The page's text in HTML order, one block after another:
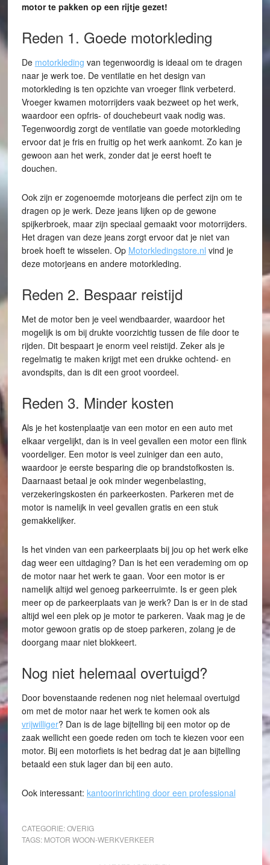
motor te pakken op een rijtje gezet!
Reden 1. Goede motorkleding
De motorkleding van tegenwoordig is ideaal om te dragen
naar je werk toe. De ventilatie en het design van
motorkleding is ten opzichte van vroeger flink verbeterd.
Vroeger kwamen motorrijders vaak bezweet op het werk,
waardoor een opfris- of douchebeurt vaak nodig was.
Tegenwoordig zorgt de ventilatie van goede motorkleding
ervoor dat je fris en fruitig op het werk aankomt. Zo kan je
gewoon aan het werk, zonder dat je eerst hoeft te
douchen.
Ook zijn er zogenoemde motorjeans die perfect zijn om te
dragen op je werk. Deze jeans lijken op de gewone
spijkerbroek, maar zijn speciaal gemaakt voor motorrijders.
Het dragen van deze jeans zorgt ervoor dat je niet van
broek hoeft te wisselen. Op Motorkledingstore.nl vind je
deze motorjeans en andere motorkleding.
Reden 2. Bespaar reistijd
Met de motor ben je veel wendbaarder, waardoor het
mogelijk is om bij drukte voorzichtig tussen de file door te
rijden. Dit bespaart je enorm veel reistijd. Zeker als je
regelmatig te maken krijgt met een drukke ochtend- en
avondspits, dan is dit een groot voordeel.
Reden 3. Minder kosten
Als je het kostenplaatje van een motor en een auto met
elkaar vergelijkt, dan is in veel gevallen een motor een flink
voordeliger. Een motor is veel zuiniger dan een auto,
waardoor je eerste besparing die op brandstofkosten is.
Daarnaast betaal je ook minder wegenbelasting,
verzekeringskosten én parkeerkosten. Parkeren met de
motor is namelijk in veel gevallen gratis en een stuk
gemakkelijker.
Is het vinden van een parkeerplaats bij jou op het werk elke
dag weer een uitdaging? Dan is het een verademing om op
de motor naar het werk te gaan. Voor een motor is er
namelijk altijd wel genoeg parkeerruimte. Is er geen plek
meer op de parkeerplaats van je werk? Dan is er in de stad
altijd wel een plek op je motor te parkeren. Vaak mag je de
motor gewoon gratis op de stoep parkeren, zolang je de
doorgang maar niet blokkeert.
Nog niet helemaal overtuigd?
Door bovenstaande redenen nog niet helemaal overtuigd
om met de motor naar het werk te komen ook als
vrijwilliger? Dan is de lage bijtelling bij een motor op de
zaak wellicht een goede reden om toch te kiezen voor een
motor. Bij een motorfiets is het bedrag dat je aan bijtelling
betaald een stuk lager dan bij een auto.
Ook interessant: kantoorinrichting door een professional
CATEGORIE:OVERIG
TAGS: MOTOR WOON-WERKVERKEER